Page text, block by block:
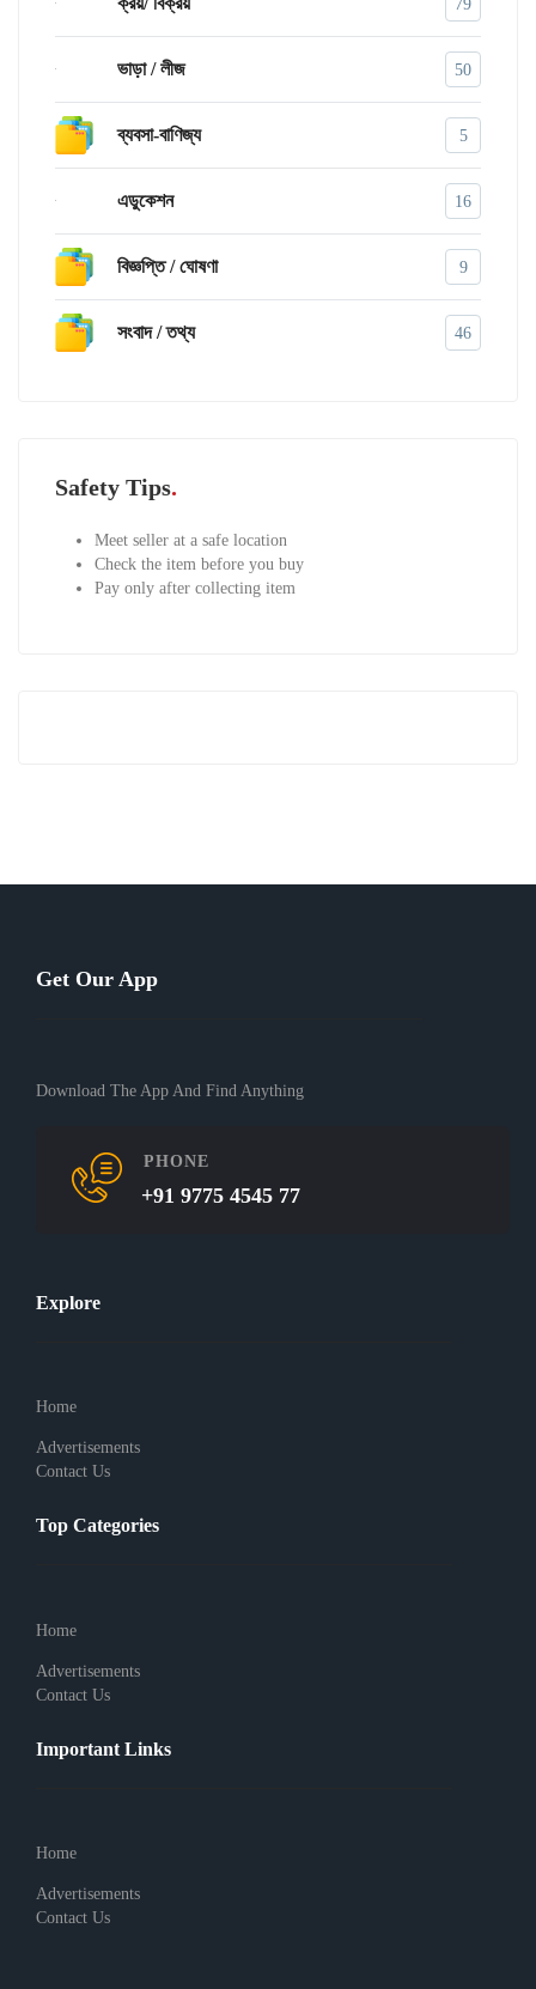
79
ভাড়া / লীজ 50
ব্যবসা-বাণিজ্য 5
এডুকেশন 16
বিজ্ঞপ্তি / ঘোষণা 9
সংবাদ / তথ্য 46
Safety Tips
Meet seller at a safe location
Check the item before you buy
Pay only after collecting item
Get Our App
Download The App And Find Anything
PHONE
+91 9775 4545 77
Explore
Home
Advertisements
Contact Us
Top Categories
Home
Advertisements
Contact Us
Important Links
Home
Advertisements
Contact Us